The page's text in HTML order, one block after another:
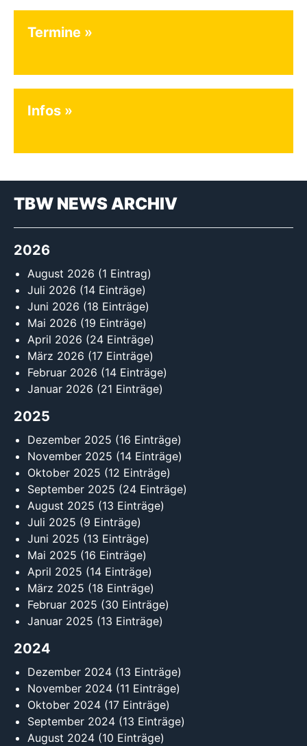
Termine
Infos
TBW NEWS ARCHIV
2026
August 2026 (1 Eintrag)
Juli 2026 (14 Einträge)
Juni 2026 (18 Einträge)
Mai 2026 (19 Einträge)
April 2026 (24 Einträge)
März 2026 (17 Einträge)
Februar 2026 (14 Einträge)
Januar 2026 (21 Einträge)
2025
Dezember 2025 (16 Einträge)
November 2025 (14 Einträge)
Oktober 2025 (12 Einträge)
September 2025 (24 Einträge)
August 2025 (13 Einträge)
Juli 2025 (9 Einträge)
Juni 2025 (13 Einträge)
Mai 2025 (16 Einträge)
April 2025 (14 Einträge)
März 2025 (18 Einträge)
Februar 2025 (30 Einträge)
Januar 2025 (13 Einträge)
2024
Dezember 2024 (13 Einträge)
November 2024 (11 Einträge)
Oktober 2024 (17 Einträge)
September 2024 (13 Einträge)
August 2024 (10 Einträge)